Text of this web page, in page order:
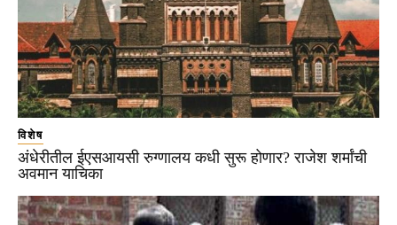
विशेष
अंधेरीतील ईएसआयसी रुग्णालय कधी सुरू होणार? राजेश शर्मांची
अवमान याचिका